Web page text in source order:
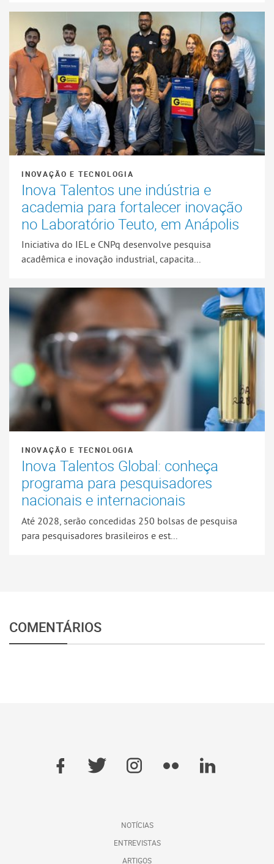
INOVAÇÃO E TECNOLOGIA
Inova Talentos une indústria e
academia para fortalecer inovação
no Laboratório Teuto, em Anápolis
Iniciativa do IEL e CNPq desenvolve pesquisa
acadêmica e inovação industrial, capacita...
INOVAÇÃO E TECNOLOGIA
Inova Talentos Global: conheça
programa para pesquisadores
nacionais e internacionais
Até 2028, serão concedidas 250 bolsas de pesquisa
para pesquisadores brasileiros e est...
COMENTÁRIOS
NOTÍCIAS
ENTREVISTAS
ARTIGOS